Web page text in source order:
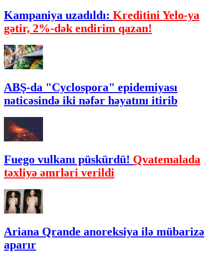
Kampaniya uzadıldı: Kreditini Yelo-ya
gətir, 2%-dək endirim qazan!
ABŞ-da "Cyclospora" epidemiyası
nəticəsində iki nəfər həyatını itirib
Fuego vulkanı püskürdü! Qvatemalada
təxliyə əmrləri verildi
Ariana Qrande anoreksiya ilə mübarizə
aparır